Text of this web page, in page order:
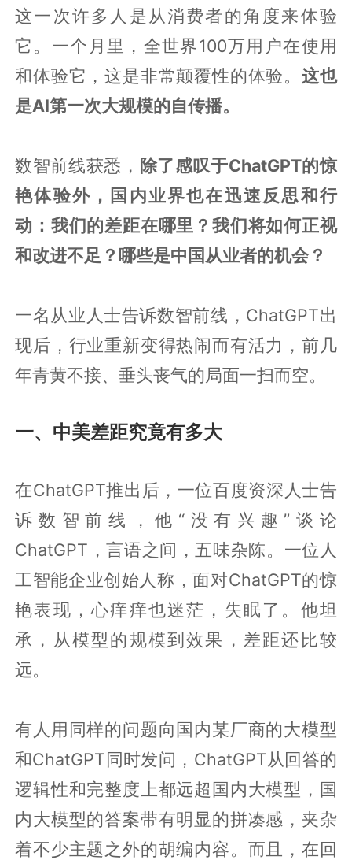
这一次许多人是从消费者的角度来体验
它。一个月里，全世界100万用户在使用
和体验它，这是非常颠覆性的体验。这也
是AI第一次大规模的自传播。
数智前线获悉， 除了感叹于ChatGPT的惊
艳体验外，国内业界也在迅速反思和行
动：我们的差距在哪里？我们将如何正视
和改进不足？哪些是中国从业者的机会？
一名从业人士告诉数智前线，ChatGPT出
现后，行业重新变得热闹而有活力，前几
年青黄不接、垂头丧气的局面一扫而空。
一、中美差距究竟有多大
在ChatGPT推出后，一位百度资深人士告
诉数智前线，他“没有兴趣”谈论
ChatGPT，言语之间，五味杂陈。一位人
工智能企业创始人称，面对ChatGPT的惊
艳表现，心痒痒也迷茫，失眠了。他坦
承，从模型的规模到效果，差距还比较
远。
有人用同样的问题向国内某厂商的大模型
和ChatGPT同时发问，ChatGPT从回答的
逻辑性和完整度上都远超国内大模型，国
内大模型的答案带有明显的拼凑感，夹杂
着不少主题之外的胡编内容。而且，在回